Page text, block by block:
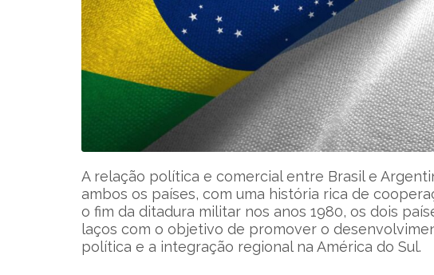
A relação política e comercial entre Brasil e
ambos os países, com uma história rica de
o fim da ditadura militar nos anos 1980, os dois
laços com o objetivo de promover o
política e a integração regional na América do Sul.